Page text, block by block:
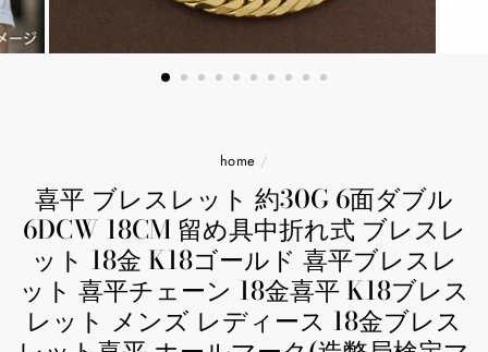
home /
喜平 ブレスレット 約30G 6面ダブル
6DCW 18CM 留め具中折れ式 ブレスレ
ット 18金 K18ゴールド 喜平ブレスレ
ット 喜平チェーン 18金喜平 K18ブレス
レット メンズ レディース 18金ブレス